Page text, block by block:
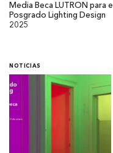
Media Beca LUTRON para el
Posgrado Lighting Design
2025
NOTICIAS